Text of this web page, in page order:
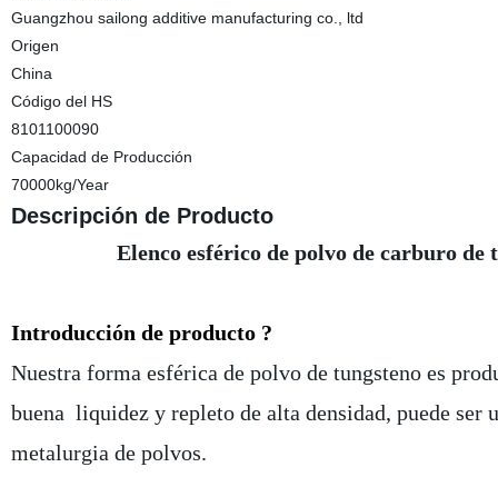
Guangzhou sailong additive manufacturing co., ltd
Origen
China
Código del HS
8101100090
Capacidad de Producción
70000kg/Year
Descripción de Producto
Elenco esférico de polvo de carburo de
Introducción de producto ?
Nuestra forma esférica de polvo de tungsteno es
buena liquidez y repleto de alta densidad, puede
metalurgia de polvos.